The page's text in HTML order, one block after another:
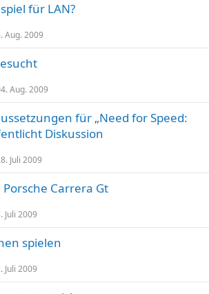
für LAN?
Aug. 2009
Aug. 2009
für „Need for Speed:
Diskussion
Juli 2009
Porsche Carrera Gt
Juli 2009
spielen
Juli 2009